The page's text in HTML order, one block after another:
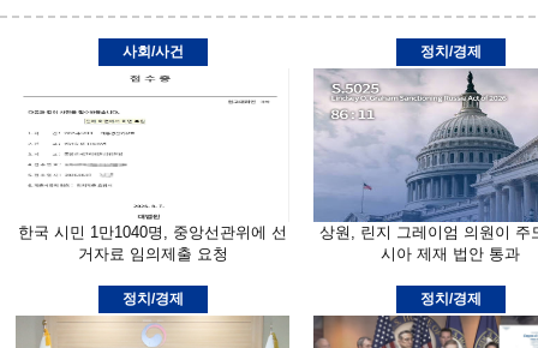
사회/사건
한국 시민 1만1040명, 중앙선관위에 선
거자료 임의제출 요청
정치/경제
상원, 린지 그레이엄 의원이 주
시아 제재 법안 통과
정치/경제 정치/경제